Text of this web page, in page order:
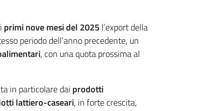
primi nove mesi del 2025 l’export della
periodo dell’anno precedente, un
, con una quota prossima al
in particolare dai prodotti
lattiero-caseari, in forte crescita,